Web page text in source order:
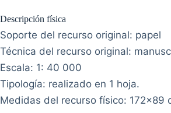
Descripción física
Soporte del recurso original: papel
Técnica del recurso original:
Escala: 1: 40 000
Tipología: realizado en 1 hoja.
Medidas del recurso físico: 172x89